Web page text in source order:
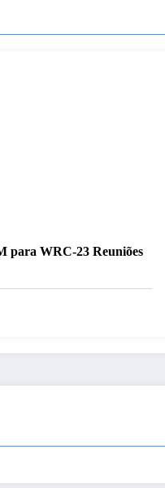
para WRC-23 Reuniões